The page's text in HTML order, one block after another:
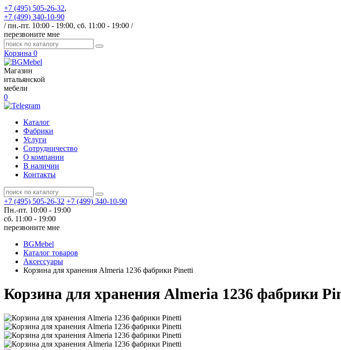
+7 (495) 505-26-32,
+7 (499) 340-10-90
/ пн.-пт. 10:00 - 19:00, сб. 11:00 - 19:00 /
перезвоните мне
Корзина 0
Магазин
итальянской
мебели
0
Каталог
Фабрики
Услуги
Сотрудничество
О компании
В наличии
Контакты
+7 (495) 505-26-32 +7 (499) 340-10-90
Пн.-пт. 10:00 - 19:00
сб. 11:00 - 19:00
перезвоните мне
BGMebel
Каталог товаров
Аксессуары
Корзина для хранения Almeria 1236 фабрики Pinetti
Корзина для хранения Almeria 1236 фабрики